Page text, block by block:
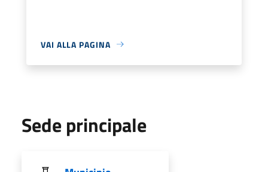
VAI ALLA PAGINA
Sede principale